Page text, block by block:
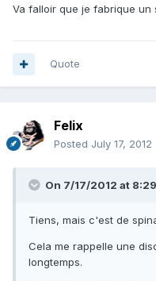
Va falloir que je fabrique un
Quote
Felix
Posted July 17, 2012
On 7/17/2012 at
Tiens, mais c'est de
Cela me rappelle une
longtemps.